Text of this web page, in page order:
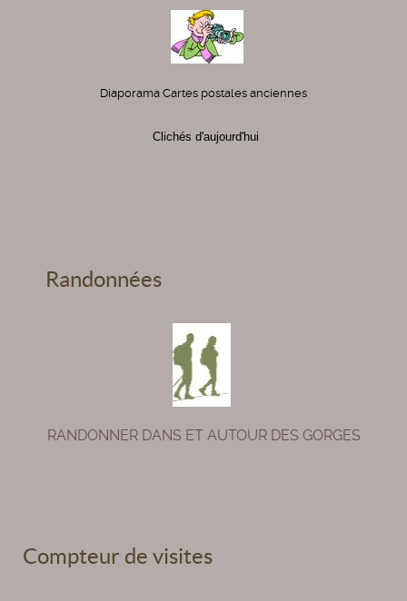
Diaporama Cartes postales anciennes
Clichés d'aujourd'hui
Randonnées
RANDONNER DANS ET AUTOUR DES GORGES
Compteur de visites